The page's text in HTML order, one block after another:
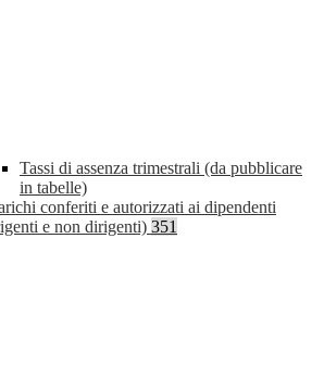
Tassi di assenza trimestrali (da pubblicare
in tabelle)
conferiti e autorizzati ai dipendenti
e non dirigenti) 351